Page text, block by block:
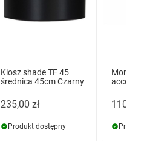
Klosz shade TF 45
średnica 45cm Czarny
235,00 zł
Produkt dostępny
Monza
110,00